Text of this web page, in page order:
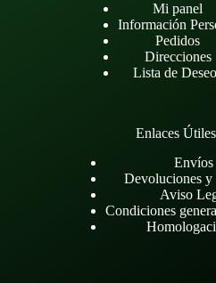
Mi panel
Información
Pedidos
Direcciones
Lista de
Enlaces Útiles
Envíos
Devoluciones y
Aviso
Condiciones